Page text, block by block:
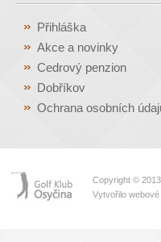
Přihláška
Akce a novinky
Cedrový penzion
Dobříkov
Ochrana osobních
Copyright ©
Vytvořilo webové